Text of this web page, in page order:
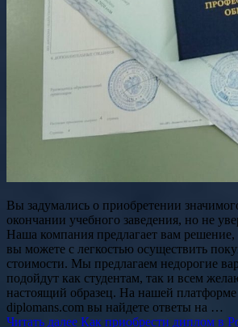
Вы задумались о приобретении
окончании учебного заведения, но не
Наша компания предлагает вам решение,
вы можете с легкостью осуществить
стоимости. Мы предлагаем недорогие
подойдут как студентам, так и всем
настоящий образец. На нашей платформе
diplomans.com вы найдете ответы на …
Читать далее Как приобрести диплом в